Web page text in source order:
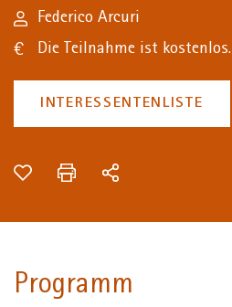
Federico Arcuri
Die Teilnahme ist kostenlos.
INTERESSENTENLISTE
Programm